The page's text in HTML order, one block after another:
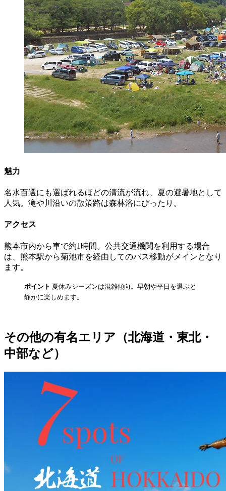
魅力
名水百選にも選ばれるほどの清流が流れ、夏の避暑地として
人気。滝や川沿いの散策路は森林浴にぴったり。
アクセス
熊本市内から車で約1時間。公共交通機関を利用する場合
は、熊本駅から菊池市を経由してのバス移動がメインとなり
ます。
ポイント 夏休みシーズンは混雑傾向。早朝や平日を選ぶと
静かに楽しめます。
その他の有名エリア（北海道・東北・
中部など）